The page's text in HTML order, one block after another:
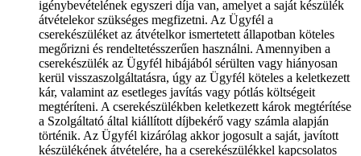
igénybevételének egyszeri díja van, amelyet a saját készülék
átvételekor szükséges megfizetni. Az Ügyfél a
cserekészüléket az átvételkor ismertetett állapotban köteles
megőrizni és rendeltetésszerűen használni. Amennyiben a
cserekészülék az Ügyfél hibájából sérülten vagy hiányosan
kerül visszaszolgáltatásra, úgy az Ügyfél köteles a keletkezett
kár, valamint az esetleges javítás vagy pótlás költségeit
megtéríteni. A cserekészülékben keletkezett károk megtérítése
a Szolgáltató által kiállított díjbekérő vagy számla alapján
történik. Az Ügyfél kizárólag akkor jogosult a saját, javított
készülékének átvételére, ha a cserekészülékkel kapcsolatos